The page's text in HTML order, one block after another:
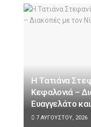
Η Τατιάνα
Κεφαλονιά –
Ευαγγελάτο
7 ΑΥΓΟΎΣΤΟΥ, 2026